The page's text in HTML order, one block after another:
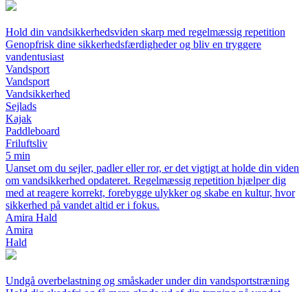
Hold din vandsikkerhedsviden skarp med regelmæssig repetition
Genopfrisk dine sikkerhedsfærdigheder og bliv en tryggere
vandentusiast
Vandsport
Vandsport
Vandsikkerhed
Sejlads
Kajak
Paddleboard
Friluftsliv
5 min
Uanset om du sejler, padler eller ror, er det vigtigt at holde din viden
om vandsikkerhed opdateret. Regelmæssig repetition hjælper dig
med at reagere korrekt, forebygge ulykker og skabe en kultur, hvor
sikkerhed på vandet altid er i fokus.
Amira Hald
Amira
Hald
Undgå overbelastning og småskader under din vandsportstræning